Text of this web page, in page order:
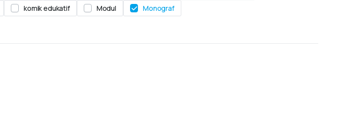
komik edukatif Modul Monograf